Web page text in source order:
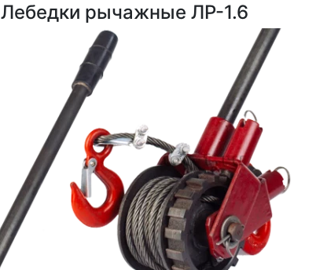
Лебедки рычажные ЛР-1.6